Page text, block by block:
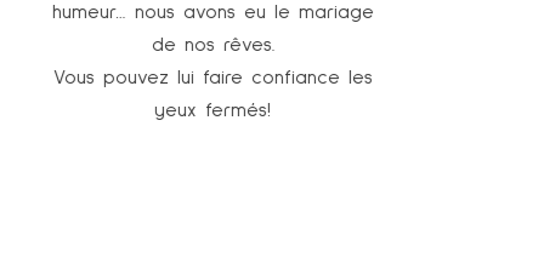
dynamique et avec une belle
écoute et réactive.
Vous pouvez compter sur elle.
Besoin d’ une wedding pour vous